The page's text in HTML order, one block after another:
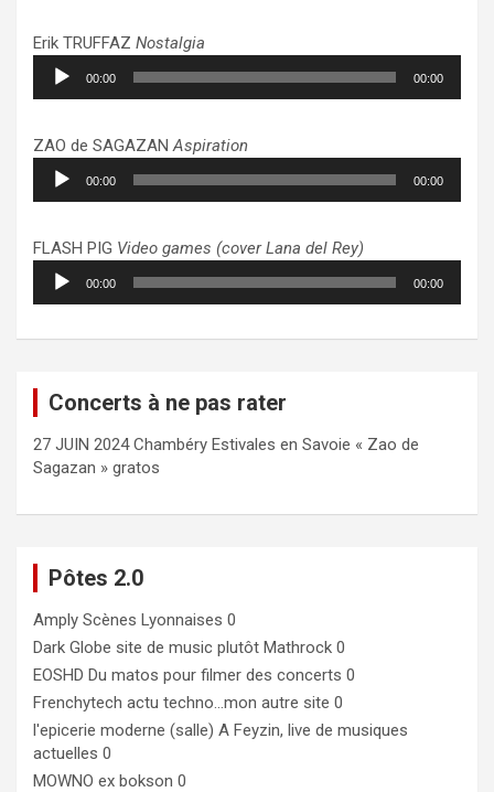
Erik TRUFFAZ Nostalgia
Lecteur
audio
00:00 00:00
ZAO de SAGAZANAspiration
Lecteur
audio
00:00 00:00
FLASH PIG Video games (cover Lana del Rey)
Lecteur
audio
00:00 00:00
Concerts à ne pas rater
27 JUIN 2024 Chambéry Estivales en Savoie « Zao de
Sagazan » gratos
Pôtes 2.0
Amply Scènes Lyonnaises 0
Dark Globe site de music plutôt Mathrock 0
EOSHD Du matos pour filmer des concerts 0
Frenchytech actu techno…mon autre site 0
l'epicerie moderne (salle) A Feyzin, live de musiques
actuelles 0
MOWNO ex bokson 0